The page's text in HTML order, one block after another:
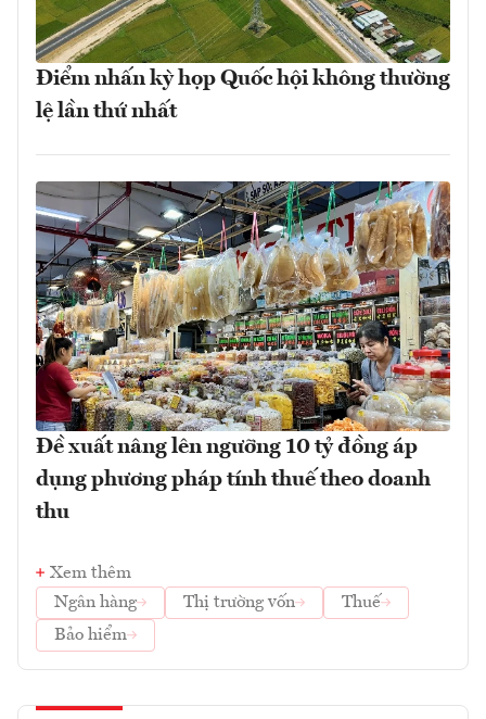
Điểm nhấn kỳ họp Quốc hội không thường
lệ lần thứ nhất
Đề xuất nâng lên ngưỡng 10 tỷ đồng áp
dụng phương pháp tính thuế theo doanh
thu
Xem thêm
Ngân hàng
Thị trường vốn
Thuế
Bảo hiểm